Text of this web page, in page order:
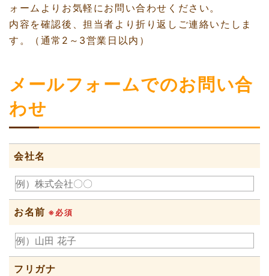
ォームよりお気軽にお問い合わせください。
内容を確認後、担当者より折り返しご連絡いたしま
す。（通常2～3営業日以内）
メールフォームでのお問い合
わせ
会社名
お名前 ※必須
フリガナ